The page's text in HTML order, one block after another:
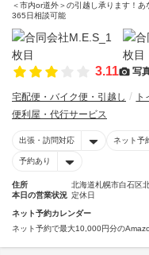
＜市内or道外＞の引越し承ります！
365日相談可能
3.11 写
宅配便・バイク便・引越し
便利屋・代行サービス
出張・訪問対応 ネット予
予約あり
住所
北海道札幌市白石区
本日の営業状況 定休日
ネット予約カレンダー
ネット予約で最大10,000円分の